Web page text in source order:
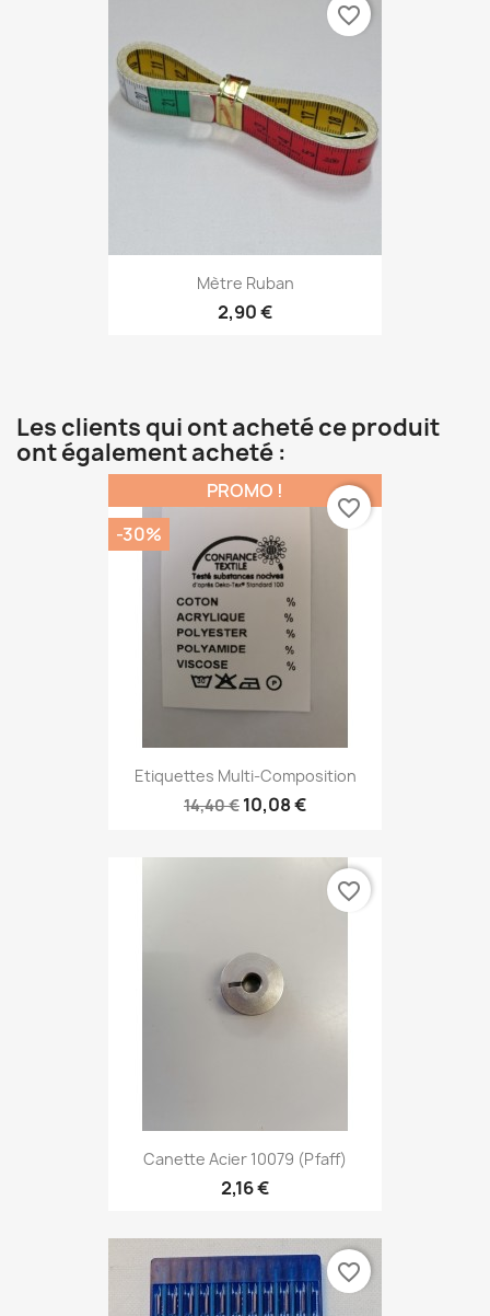
Mètre Ruban
2,90 €
favorite_border
Les clients qui ont acheté ce produit
ont également acheté :
Etiquettes Multi-Composition
14,40 € 10,08 €
PROMO !
-30%
favorite_border
Canette Acier 10079 (Pfaff)
2,16 €
favorite_border
favorite_border